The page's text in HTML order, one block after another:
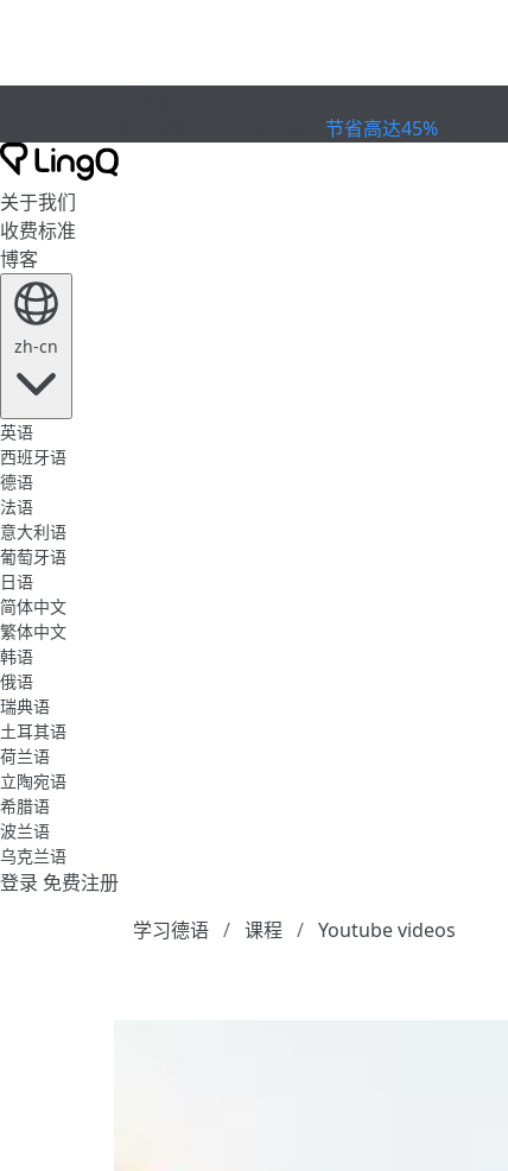
节省高达45%
关于我们
收费标准
博客
zh-cn
英语
西班牙语
德语
法语
意大利语
葡萄牙语
日语
简体中文
繁体中文
韩语
俄语
瑞典语
土耳其语
荷兰语
立陶宛语
希腊语
波兰语
乌克兰语
登录 免费注册
学习德语
课程 Youtube videos